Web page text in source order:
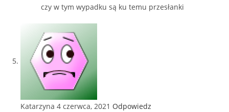
czy w tym wypadku są ku temu przesłanki
Katarzyna 4 czerwca, 2021 Odpowiedz